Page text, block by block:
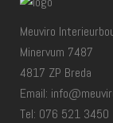
Meuviro
Minervum 7487
4817 ZP Breda
Email:
Tel: 076 521 3450